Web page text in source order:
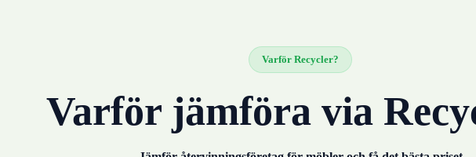
Varför Recycler?
Varför jämföra via